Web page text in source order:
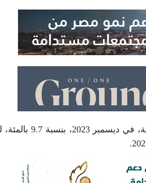
بالسعودية، في ديسمبر 2023،